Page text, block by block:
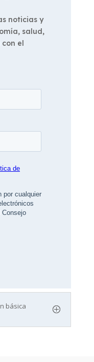
noticias y
salud,
el
básica